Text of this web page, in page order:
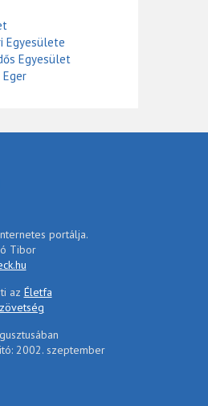
Egyesülete
Egyesület
portálja.
Tibor
az Életfa
2002. szeptember